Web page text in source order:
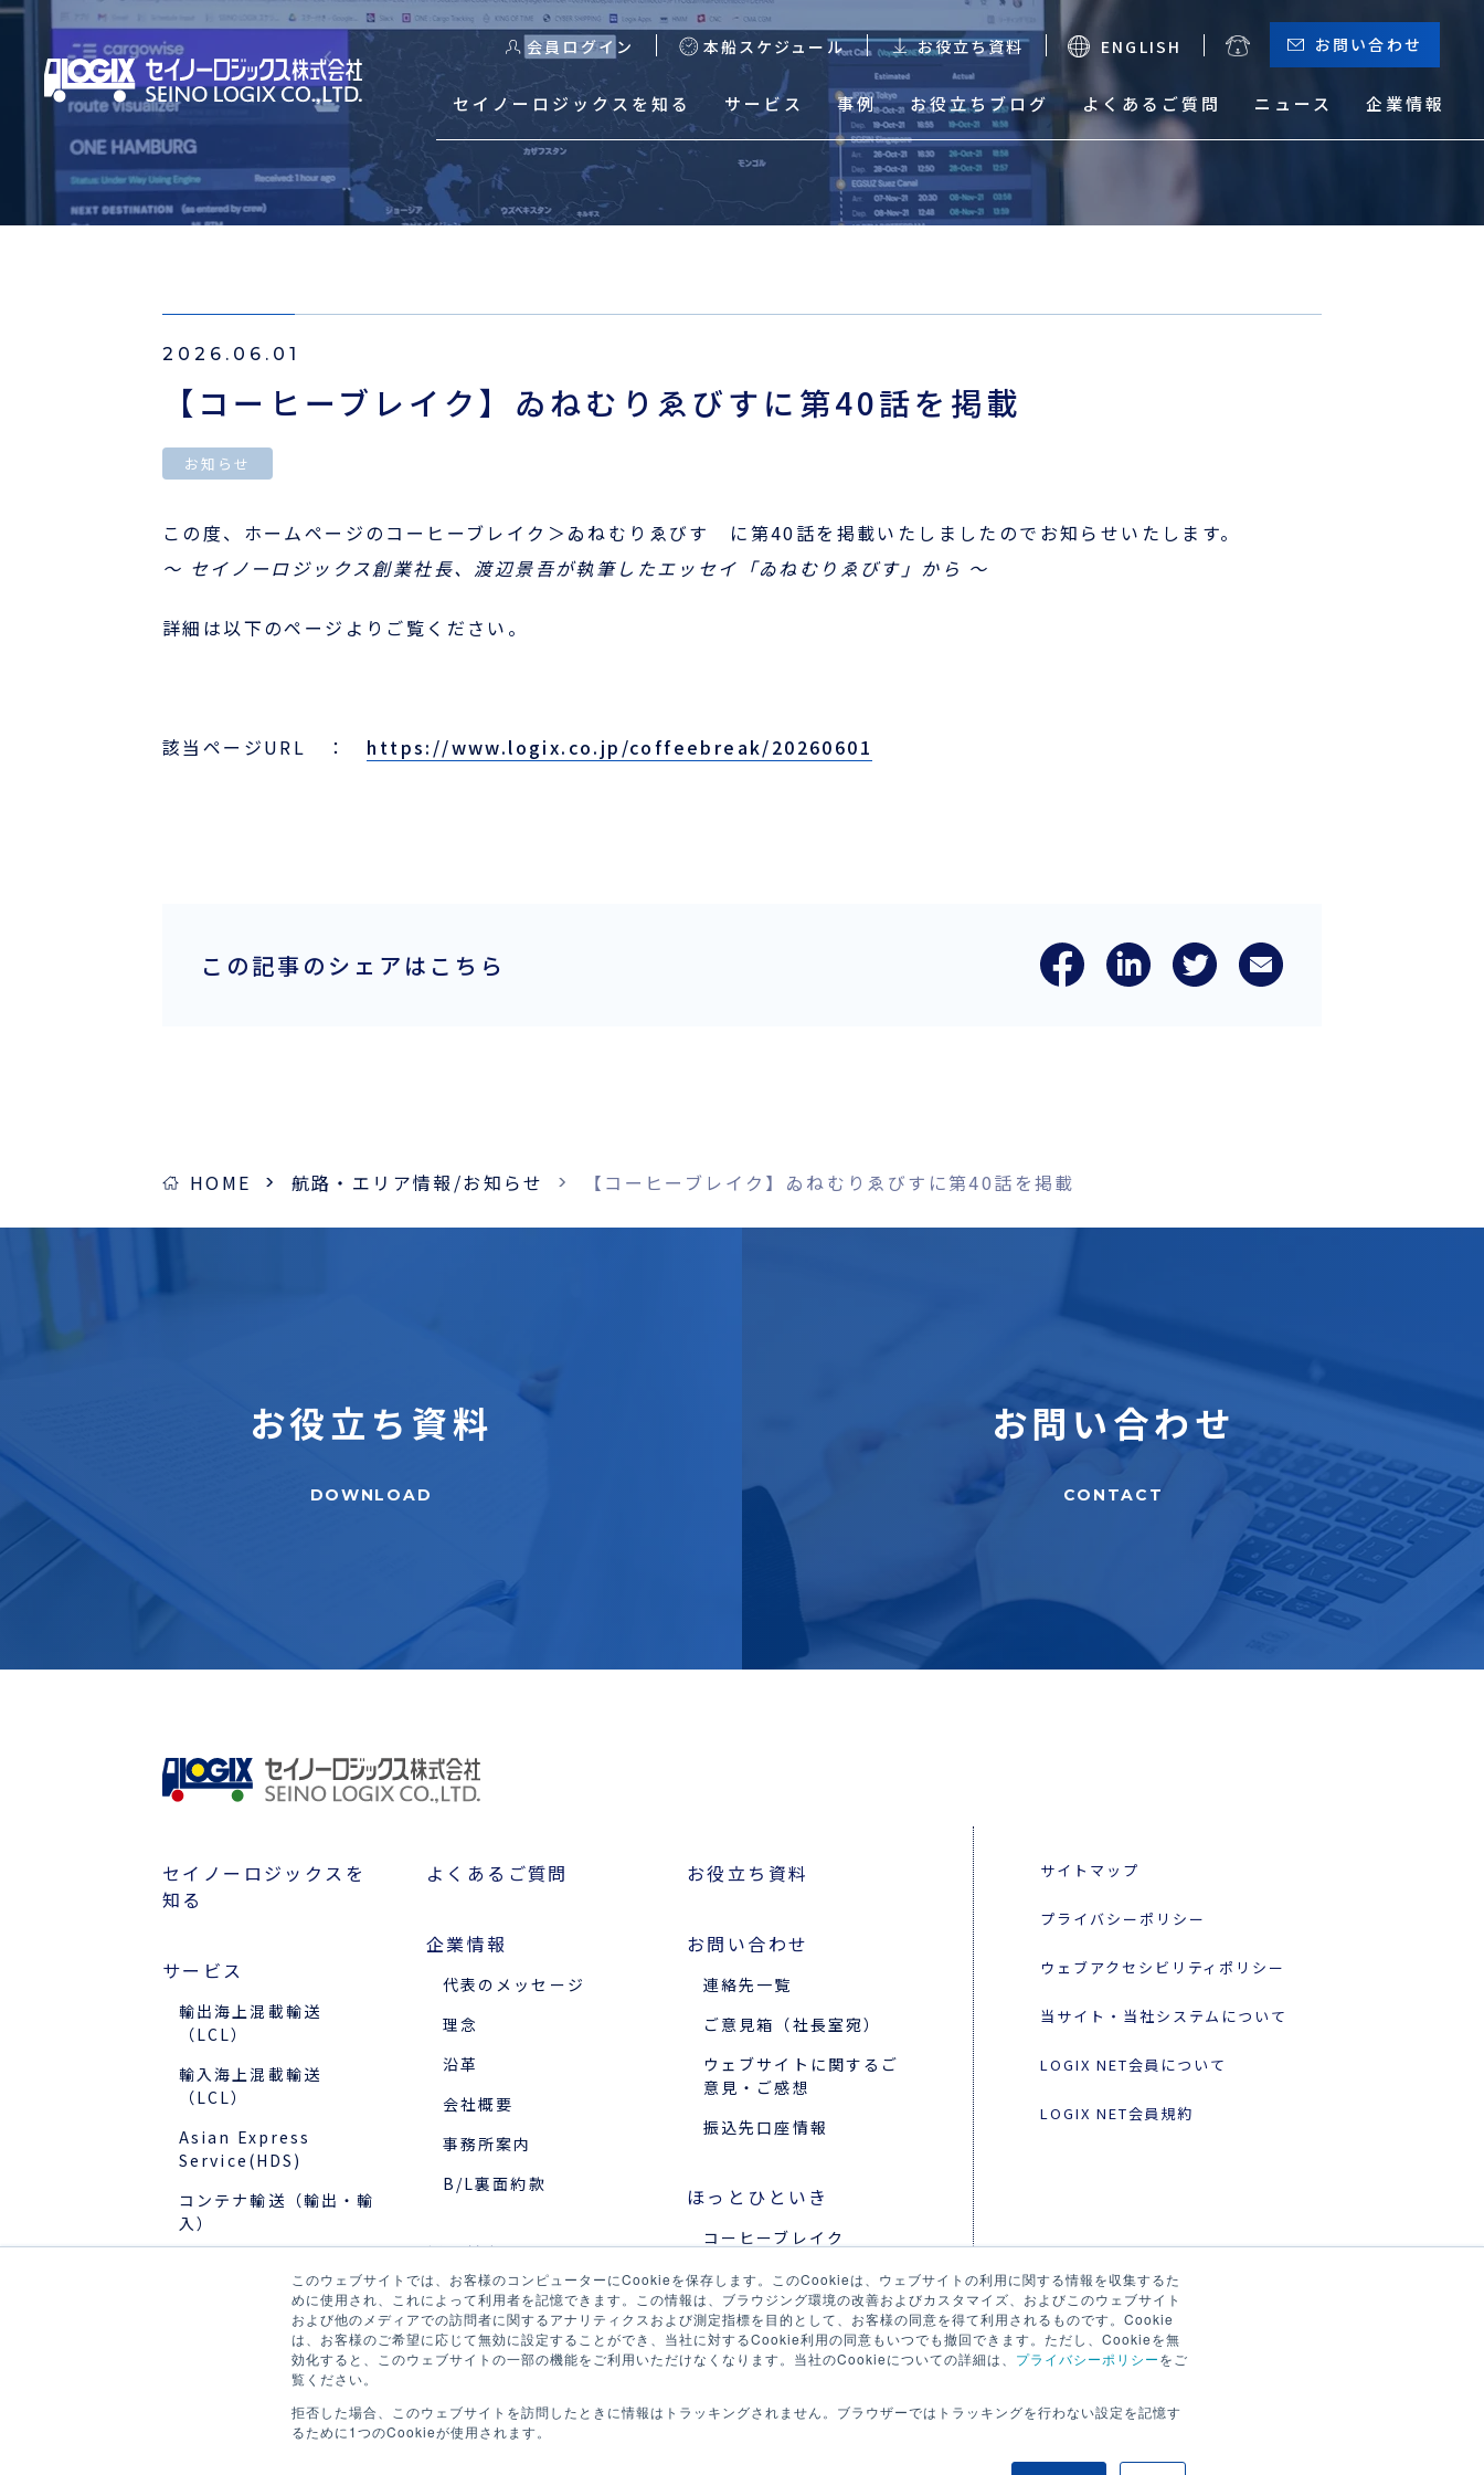
このウェブサイトでは、お客様のコンピューターにCookieを保存します。このCookieは、ウェブサイトの利用に関する情報を収集するた
めに使用され、これによって利用者を記憶できます。この情報は、ブラウジング環境の改善およびカスタマイズ、およびこのウェブサイト
および他のメディアでの訪問者に関するアナリティクスおよび測定指標を目的として、お客様の同意を得て利用されるものです。Cookie
は、お客様のご希望に応じて無効に設定することができ、当社に対するCookie利用の同意もいつでも撤回できます。ただし、Cookieを無
効化すると、このウェブサイトの一部の機能をご利用いただけなくなります。当社のCookieについての詳細は、 プライバシーポリシーをご
覧ください。
拒否した場合、このウェブサイトを訪問したときに情報はトラッキングされません。ブラウザーではトラッキングを行わない設定を記憶す
るために1つのCookieが使用されます。
会員ログイン 本船スケジュール お役立ち資料 ENGLISH お問い合わせ
セイノーロジックスを知る サービス 事例 お役立ちブログ よくあるご質問 ニュース 企業情報
サービス
輸出海上混載輸送（LCL）
輸入海上混載輸送（LCL）
Asian Express Service(HDS)
国際物流でお困りの方
よくあるご質問
企業情報
輸入混載貨物トレース
会員ログイン
サーチャージ一覧
本船動静と換算レート
各種フォームダウンロード
2026.06.01
【コーヒーブレイク】ゐねむりゑびすに第40話を掲載
お知らせ
この度、ホームページのコーヒーブレイク＞ゐねむりゑびす に第40話を掲載いたしましたのでお知らせいたします。
～ セイノーロジックス創業社長、渡辺景吾が執筆したエッセイ「ゐねむりゑびす」から ～
詳細は以下のページよりご覧ください。
該当ページURL ： https://www.logix.co.jp/coffeebreak/20260601
この記事のシェアはこちら
HOME 航路・エリア情報/お知らせ 【コーヒーブレイク】ゐねむりゑびすに第40話を掲載
お役立ち 資料
DOWNLOAD
お問い合わせ
CONTACT
セイノーロジックスを
知る
サービス
輸出海上混載輸送
（LCL）
輸入海上混載輸送
（LCL）
Asian Express
Service(HDS)
コンテナ輸送（輸出・輸
入）
お役立ちブログ
よくあるご質問
企業情報
代表のメッセージ
理念
沿革
会社概要
事務所案内
B/L裏面約款
採用情報
新卒採用
キャリア採用
社員の声
プロジェクトストーリー
お役立ち資料
お問い合わせ
連絡先一覧
ご意見箱（社長室宛）
ウェブサイトに関するご
意見・ご感想
振込先口座情報
ほっとひといき
コーヒーブレイク
今日は何の日
サイトマップ
プライバシーポリシー
ウェブアクセシビリティポリシー
当サイト・当社システムについて
LOGIX NET会員について
LOGIX NET会員規約